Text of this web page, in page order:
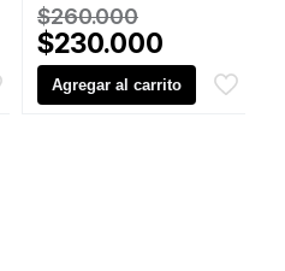
$260.000
precio
original
era:
$230.000
precio
actual
Agregar al carrito